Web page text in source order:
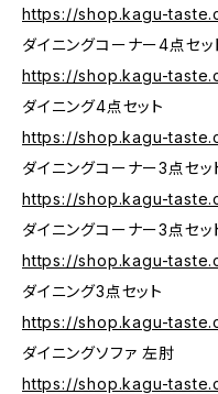
https://shop.kagu-
ダイニングコーナー4点セ
https://shop.kagu-
ダイニング4点セット
https://shop.kagu-
ダイニングコーナー3点セッ
https://shop.kagu-
ダイニングコーナー3点セッ
https://shop.kagu-
ダイニング3点セット
https://shop.kagu-
ダイニングソファ 左肘
https://shop.kagu-